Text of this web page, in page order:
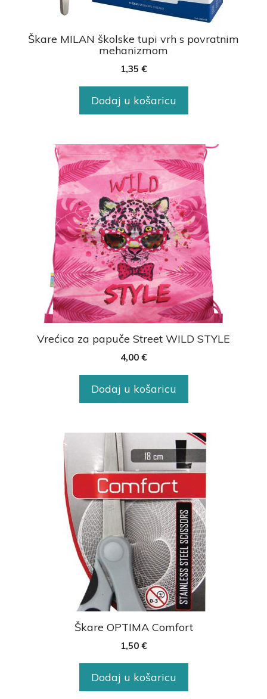
Škare MILAN školske tupi vrh s povratnim
mehanizmom
1,35 €
Dodaj u košaricu
Vrećica za papuče Street WILD STYLE
4,00 €
Dodaj u košaricu
Škare OPTIMA Comfort
1,50 €
Dodaj u košaricu